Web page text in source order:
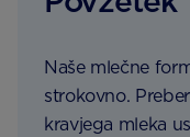
Naše mlečne
strokovno.
kravjega mleka